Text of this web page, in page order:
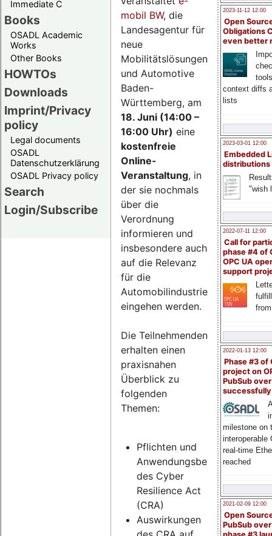
Immediate C
Books
OSADL Academic
Works
Other Books
HOWTOs
Downloads
Imprint/Privacy
policy
Legal documents
OSADL
Datenschutzerklärung
OSADL Privacy policy
Search
Login/Subscribe
2023-11-12 12:00
Open
Obligations
even better
context diffs
lists
2023-03-01 12:00
Embedded
distributions
"wish
2022-07-11 12:00
Call for
phase #4 of
OPC UA
support
2022-01-13 12:00
Phase #3 of
project on
PubSub over
milestone on
interoperable
real-time
reached
2021-02-09 12:00
Open
PubSub
mobil BW, die
Landesagentur für
neue
Mobilitätslösungen
und Automotive
Baden-
Württemberg, am
18. Juni (14:00 –
16:00 Uhr) eine
kostenfreie
Online-
Veranstaltung, in
der sie nochmals
über die
Verordnung
informieren und
insbesondere auch
auf die Relevanz
für die
Automobilindustrie
eingehen werden.
Die Teilnehmenden
erhalten einen
praxisnahen
Überblick zu
folgenden
Themen:
Pflichten und
Anwendungsbereich
des Cyber
Resilience Act
(CRA)
Auswirkungen